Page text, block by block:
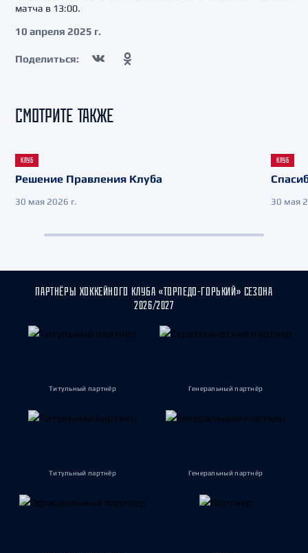
матча в 13:00.
10 апреля 2025 г.
Поделиться:
СМОТРИТЕ ТАКЖЕ
КЛУБ
Решение Правления Клуба
30 мая 2026 г.
КЛУБ
30 мая
ПАРТНЁРЫ ХОККЕЙНОГО КЛУБА «ТОРПЕДО-ГОРЬКИЙ» СЕЗОНА
2026/2027
Титульный партнёр Генеральный партнёр
Титульный партнёр Генеральный партнёр